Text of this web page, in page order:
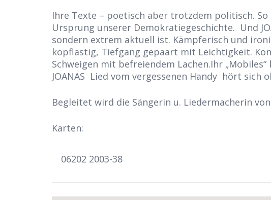
Ihre Texte – poetisch aber trotzdem politisch.
Ursprung unserer Demokratiegeschichte. Und
sondern extrem aktuell ist. Kämpferisch und
kopflastig, Tiefgang gepaart mit Leichtigkeit.
Schweigen mit befreiendem Lachen.Ihr
JOANAS Lied vom vergessenen Handy hört sich
Begleitet wird die Sängerin u. Liedermacherin
Karten:
06202 2003-38